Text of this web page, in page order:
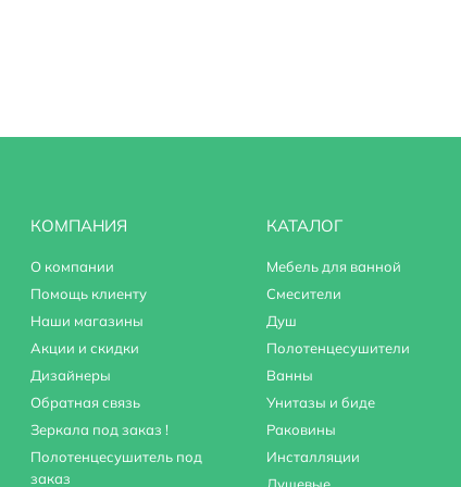
КОМПАНИЯ
О компании
Помощь клиенту
Наши магазины
Акции и скидки
Дизайнеры
Обратная связь
Зеркала под заказ !
Полотенцесушитель под
заказ
КАТАЛОГ
Мебель для ванной
Смесители
Душ
Полотенцесушители
Ванны
Унитазы и биде
Раковины
Инсталляции